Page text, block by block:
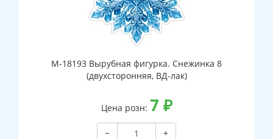
М-18193 Вырубная фигурка. Снежинка 8
(двухсторонняя, ВД-лак)
Цена розн: 7 ₽
−
+